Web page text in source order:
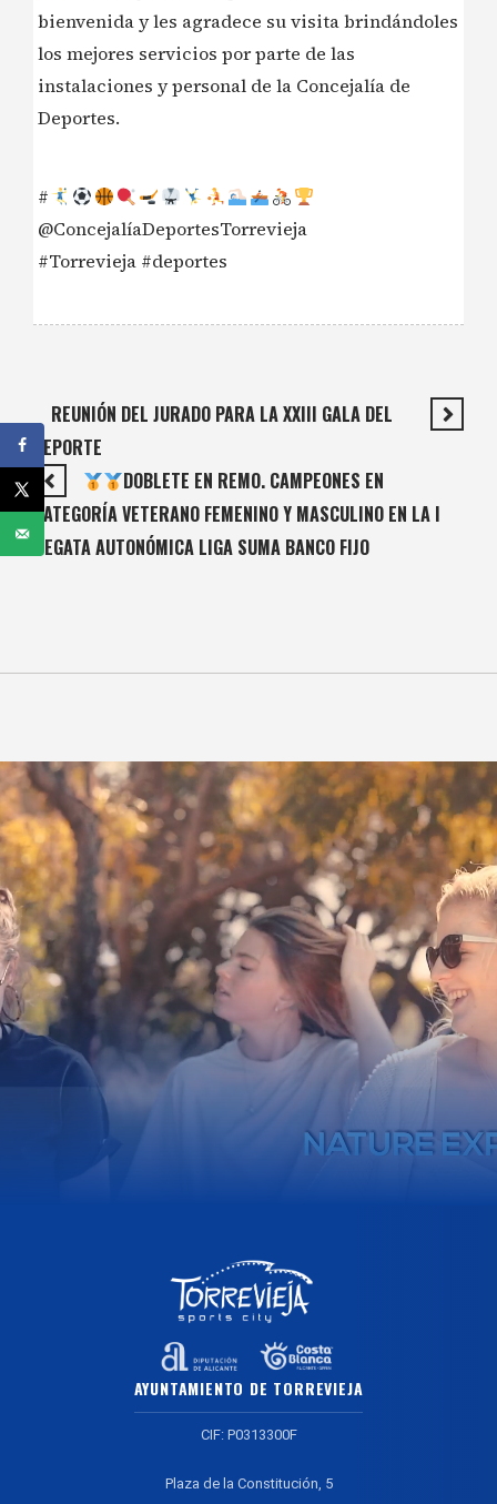
bienvenida y les agradece su visita brindándoles
los mejores servicios por parte de las
instalaciones y personal de la Concejalía de
Deportes.
#
@ConcejalíaDeportesTorrevieja
#Torrevieja #deportes
REUNIÓN DEL JURADO PARA LA XXIII GALA DEL
DEPORTE
DOBLETE EN REMO. CAMPEONES EN
CATEGORÍA VETERANO FEMENINO Y MASCULINO EN LA I
REGATA AUTONÓMICA LIGA SUMA BANCO FIJO
AYUNTAMIENTO DE TORREVIEJA
CIF: P0313300F
Plaza de la Constitución, 5